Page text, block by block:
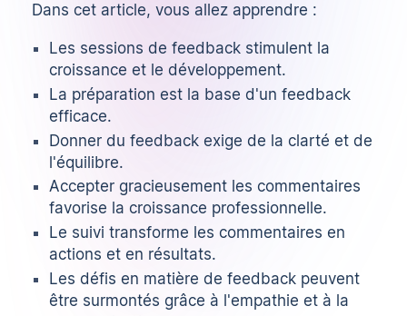
Dans cet article, vous allez apprendre :
Les sessions de feedback stimulent la
croissance et le développement.
La préparation est la base d'un feedback
efficace.
Donner du feedback exige de la clarté et de
l'équilibre.
Accepter gracieusement les commentaires
favorise la croissance professionnelle.
Le suivi transforme les commentaires en
actions et en résultats.
Les défis en matière de feedback peuvent
être surmontés grâce à l'empathie et à la